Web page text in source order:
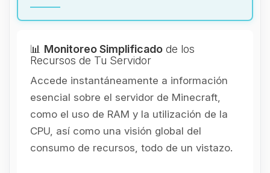
📊 Monitoreo Simplificado de los
Recursos de Tu Servidor
Accede instantáneamente a información
esencial sobre el servidor de Minecraft,
como el uso de RAM y la utilización de la
CPU, así como una visión global del
consumo de recursos, todo de un vistazo.